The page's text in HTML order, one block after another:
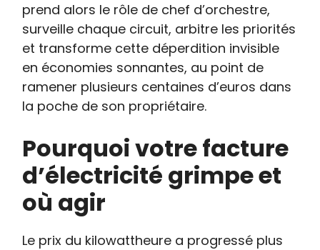
prend alors le rôle de chef d’orchestre,
surveille chaque circuit, arbitre les priorités
et transforme cette déperdition invisible
en économies sonnantes, au point de
ramener plusieurs centaines d’euros dans
la poche de son propriétaire.
Pourquoi votre facture
d’électricité grimpe et
où agir
Le prix du kilowattheure a progressé plus